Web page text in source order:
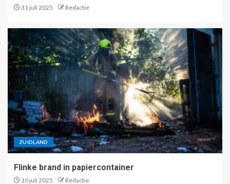
31 juli 2025 Redactie
ZUIDLAND
Flinke brand in papiercontainer
10 juli 2025 Redactie